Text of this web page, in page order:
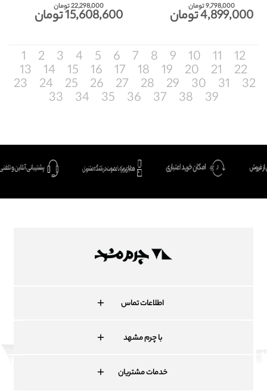
22,298,000 تومان
15,608,600 تومان
9,798,000 تومان
4,899,000 تومان
1 2 3 4 5 6 7 8 9 10 11 12
13 14 15 16 17 18 19 20 21 22
23 24 25 26 27 28 29 30 31 32
33 34 35 36 37 38 39
اطلاعات تماس
با چرم مشهد
خدمات مشتریان